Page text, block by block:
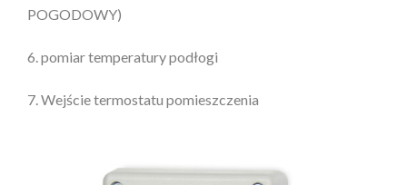
POGODOWY)
6. pomiar temperatury podłogi
7. Wejście termostatu pomieszczenia